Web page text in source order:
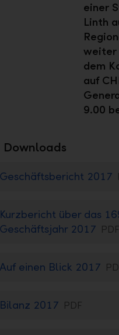
einer
Linth
weiter
dem
auf
9.00
Downloads
Geschäftsbericht 2017
Kurzbericht über das
Geschäftsjahr 2017 PDF
Auf einen Blick 2017
Bilanz 2017 PDF